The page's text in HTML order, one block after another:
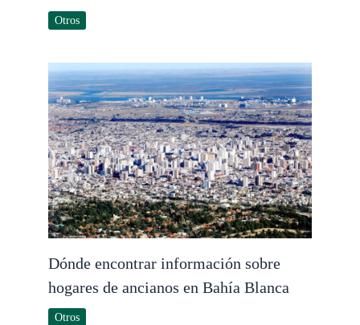
Otros
Dónde encontrar información sobre
hogares de ancianos en Bahía Blanca
Otros